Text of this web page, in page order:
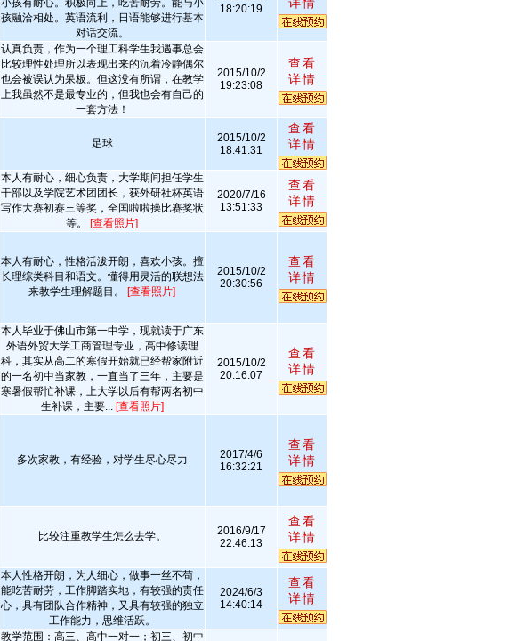
小孩有耐心。积极向上，吃苦耐劳。能与小
孩融洽相处。英语流利，日语能够进行基本
对话交流。
18:20:19
认真负责，作为一个理工科学生我遇事总会
比较理性处理所以表现出来的沉着冷静偶尔
也会被误认为呆板。但这没有所谓，在教学
上我虽然不是最专业的，但我也会有自己的
一套方法！
2015/10/2
19:23:08
查看
详情
足球
2015/10/2
18:41:31
查看
详情
本人有耐心，细心负责，大学期间担任学生
干部以及学院艺术团团长，获外研社杯英语
写作大赛初赛三等奖，全国啦啦操比赛奖状
等。 [查看照片]
2020/7/16
13:51:33
查看
详情
本人有耐心，性格活泼开朗，喜欢小孩。擅
长理综类科目和语文。懂得用灵活的联想法
来教学生理解题目。 [查看照片]
2015/10/2
20:30:56
查看
详情
本人毕业于佛山市第一中学，现就读于广东
外语外贸大学工商管理专业，高中修读理
科，其实从高二的寒假开始就已经帮家附近
的一名初中当家教，一直当了三年，主要是
寒暑假帮忙补课，上大学以后有帮两名初中
生补课，主要... [查看照片]
2015/10/2
20:16:07
查看
详情
多次家教，有经验，对学生尽心尽力
2017/4/6
16:32:21
查看
详情
比较注重教学生怎么去学。
2016/9/17
22:46:13
查看
详情
本人性格开朗，为人细心，做事一丝不苟，
能吃苦耐劳，工作脚踏实地，有较强的责任
心，具有团队合作精神，又具有较强的独立
工作能力，思维活跃。
2024/6/3
14:40:14
查看
详情
教学范围：高三、高中一对一；初三、初中